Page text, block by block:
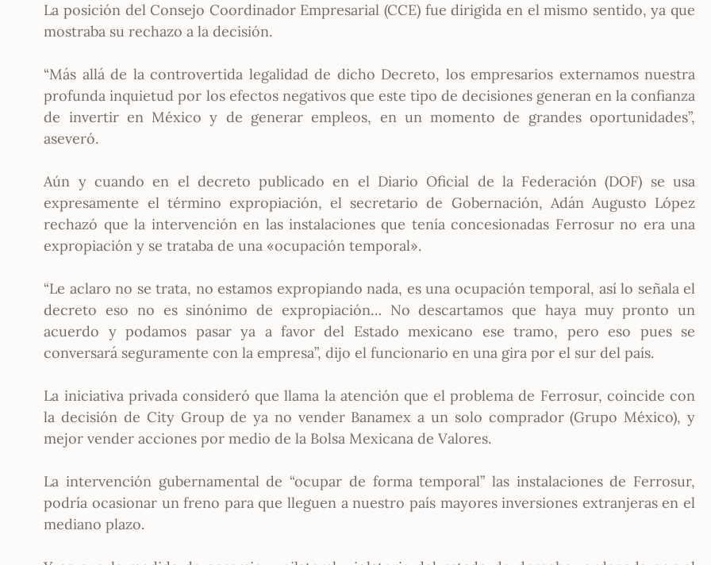
La posición del Consejo Coordinador Empresarial (CCE) fue dirigida en el mismo sentido, ya que
mostraba su rechazo a la decisión.
“Más allá de la controvertida legalidad de dicho Decreto, los empresarios externamos nuestra
profunda inquietud por los efectos negativos que este tipo de decisiones generan en la confianza
de invertir en México y de generar empleos, en un momento de grandes oportunidades”,
aseveró.
Aún y cuando en el decreto publicado en el Diario Oficial de la Federación (DOF) se usa
expresamente el término expropiación, el secretario de Gobernación, Adán Augusto López
rechazó que la intervención en las instalaciones que tenía concesionadas Ferrosur no era una
expropiación y se trataba de una «ocupación temporal».
“Le aclaro no se trata, no estamos expropiando nada, es una ocupación temporal, así lo señala el
decreto eso no es sinónimo de expropiación… No descartamos que haya muy pronto un
acuerdo y podamos pasar ya a favor del Estado mexicano ese tramo, pero eso pues se
conversará seguramente con la empresa”, dijo el funcionario en una gira por el sur del país.
La iniciativa privada consideró que llama la atención que el problema de Ferrosur, coincide con
la decisión de City Group de ya no vender Banamex a un solo comprador (Grupo México), y
mejor vender acciones por medio de la Bolsa Mexicana de Valores.
La intervención gubernamental de “ocupar de forma temporal” las instalaciones de Ferrosur,
podría ocasionar un freno para que lleguen a nuestro país mayores inversiones extranjeras en el
mediano plazo.